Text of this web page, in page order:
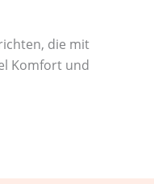
die mit
Komfort und